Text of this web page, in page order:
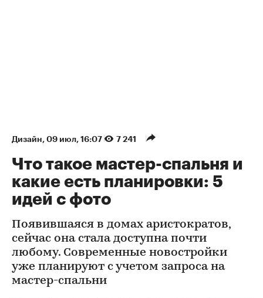
Дизайн 09 июл, 16:07 7 241
Что такое мастер-спальня и
какие есть планировки: 5
идей с фото
Появившаяся в домах аристократов,
сейчас она стала доступна почти
любому. Современные новостройки
уже планируют с учетом запроса на
мастер-спальни